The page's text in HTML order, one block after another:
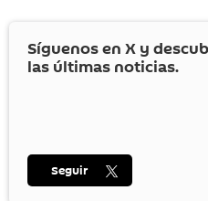
Síguenos en X y
las últimas noticias.
Seguir